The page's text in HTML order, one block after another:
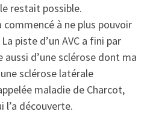
restait possible.
commencé à ne plus pouvoir
piste d’un AVC a fini par
d’une sclérose dont ma
sclérose latérale
maladie de Charcot,
l’a découverte.